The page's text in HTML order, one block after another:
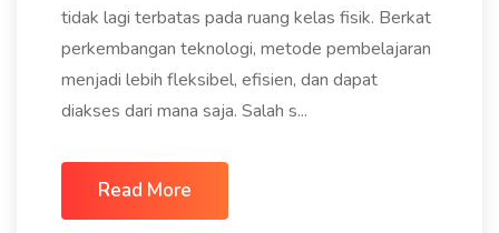
tidak lagi terbatas pada ruang kelas fisik. Berkat
perkembangan teknologi, metode pembelajaran
menjadi lebih fleksibel, efisien, dan dapat
diakses dari mana saja. Salah s...
Read More